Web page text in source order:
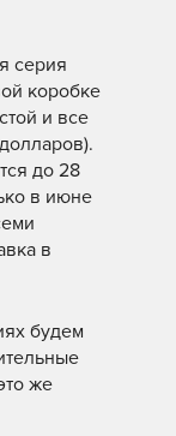
серия
коробке
и все
до 28
в июне
в
будем
же